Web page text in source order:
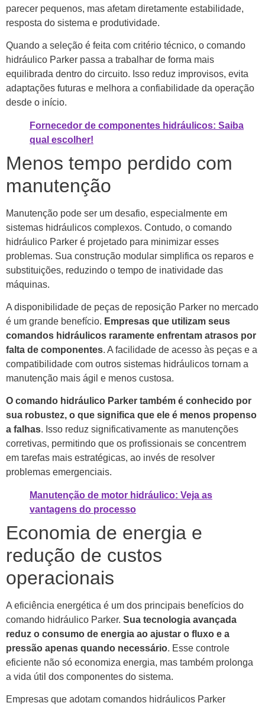
parecer pequenos, mas afetam diretamente estabilidade,
resposta do sistema e produtividade.
Quando a seleção é feita com critério técnico, o comando
hidráulico Parker passa a trabalhar de forma mais
equilibrada dentro do circuito. Isso reduz improvisos, evita
adaptações futuras e melhora a confiabilidade da operação
desde o início.
Fornecedor de componentes hidráulicos: Saiba
qual escolher!
Menos tempo perdido com
manutenção
Manutenção pode ser um desafio, especialmente em
sistemas hidráulicos complexos. Contudo, o comando
hidráulico Parker é projetado para minimizar esses
problemas. Sua construção modular simplifica os reparos e
substituições, reduzindo o tempo de inatividade das
máquinas.
A disponibilidade de peças de reposição Parker no mercado
é um grande benefício. Empresas que utilizam seus
comandos hidráulicos raramente enfrentam atrasos por
falta de componentes. A facilidade de acesso às peças e a
compatibilidade com outros sistemas hidráulicos tornam a
manutenção mais ágil e menos custosa.
O comando hidráulico Parker também é conhecido por
sua robustez, o que significa que ele é menos propenso
a falhas. Isso reduz significativamente as manutenções
corretivas, permitindo que os profissionais se concentrem
em tarefas mais estratégicas, ao invés de resolver
problemas emergenciais.
Manutenção de motor hidráulico: Veja as
vantagens do processo
Economia de energia e
redução de custos
operacionais
A eficiência energética é um dos principais benefícios do
comando hidráulico Parker. Sua tecnologia avançada
reduz o consumo de energia ao ajustar o fluxo e a
pressão apenas quando necessário. Esse controle
eficiente não só economiza energia, mas também prolonga
a vida útil dos componentes do sistema.
Empresas que adotam comandos hidráulicos Parker